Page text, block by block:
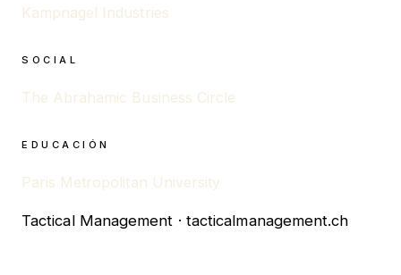
Kampnagel Industries
SOCIAL
The Abrahamic Business Circle
EDUCACIÓN
Paris Metropolitan University
Tactical Management · tacticalmanagement.ch